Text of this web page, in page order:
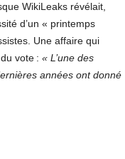
WikiLeaks révélait,
d’un « printemps
Une affaire qui
vote : « L’une des
années ont donné